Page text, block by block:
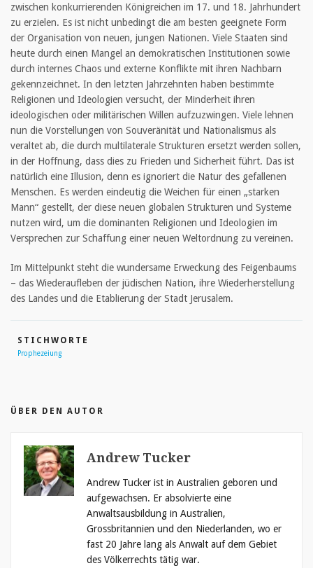
zwischen konkurrierenden Königreichen im 17. und 18. Jahrhundert
zu erzielen. Es ist nicht unbedingt die am besten geeignete Form
der Organisation von neuen, jungen Nationen. Viele Staaten sind
heute durch einen Mangel an demokratischen Institutionen sowie
durch internes Chaos und externe Konflikte mit ihren Nachbarn
gekennzeichnet. In den letzten Jahrzehnten haben bestimmte
Religionen und Ideologien versucht, der Minderheit ihren
ideologischen oder militärischen Willen aufzuzwingen. Viele lehnen
nun die Vorstellungen von Souveränität und Nationalismus als
veraltet ab, die durch multilaterale Strukturen ersetzt werden sollen,
in der Hoffnung, dass dies zu Frieden und Sicherheit führt. Das ist
natürlich eine Illusion, denn es ignoriert die Natur des gefallenen
Menschen. Es werden eindeutig die Weichen für einen „starken
Mann“ gestellt, der diese neuen globalen Strukturen und Systeme
nutzen wird, um die dominanten Religionen und Ideologien im
Versprechen zur Schaffung einer neuen Weltordnung zu vereinen.
Im Mittelpunkt steht die wundersame Erweckung des Feigenbaums
– das Wiederaufleben der jüdischen Nation, ihre Wiederherstellung
des Landes und die Etablierung der Stadt Jerusalem.
STICHWORTE
Prophezeiung
ÜBER DEN AUTOR
Andrew Tucker
Andrew Tucker ist in Australien geboren und
aufgewachsen. Er absolvierte eine
Anwaltsausbildung in Australien,
Grossbritannien und den Niederlanden, wo er
fast 20 Jahre lang als Anwalt auf dem Gebiet
des Völkerrechts tätig war.